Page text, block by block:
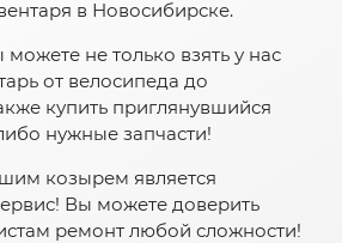
в Новосибирске.
можете не только взять у нас
от велосипеда до
купить приглянувшийся
нужные запчасти!
козырем является
Вы можете доверить
ремонт любой сложности!